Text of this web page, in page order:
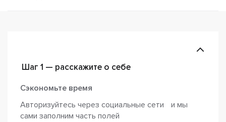
Шаг 1 — расскажите о себе
Сэкономьте время
Авторизуйтесь через социальные сети и мы
сами заполним часть полей